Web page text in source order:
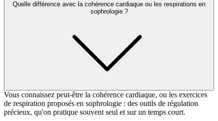
Quelle différence avec la cohérence cardiaque ou les respirations en
sophrologie ?
Vous connaissez peut-être la cohérence cardiaque, ou les exercices
de respiration proposés en sophrologie : des outils de régulation
précieux, qu'on pratique souvent seul et sur un temps court.